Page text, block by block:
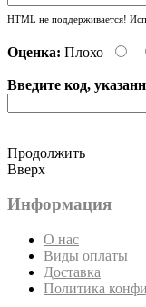
HTML не поддерживается!
Оценка: Плохо
Введите код,
Продолжить
Вверх
Информация
О нас
Виды оплаты
Доставка
Политика